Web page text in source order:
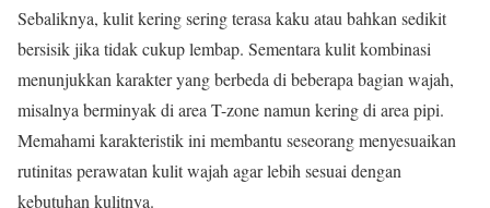
Sebaliknya, kulit kering sering terasa kaku atau bahkan sedikit
bersisik jika tidak cukup lembap. Sementara kulit kombinasi
menunjukkan karakter yang berbeda di beberapa bagian wajah,
misalnya berminyak di area T-zone namun kering di area pipi.
Memahami karakteristik ini membantu seseorang menyesuaikan
rutinitas perawatan kulit wajah agar lebih sesuai dengan
kebutuhan kulitnya.